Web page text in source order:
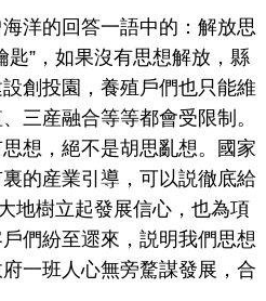
的回答一語中的：解放思
匙”，如果沒有思想解放，縣
創投園，養殖戶們也只能維
三産融合等等都會受限制。
想，絕不是胡思亂想。國家
的産業引導，可以説徹底給
地樹立起發展信心，也為項
們紛至遝來，説明我們思想
一班人心無旁騖謀發展，合